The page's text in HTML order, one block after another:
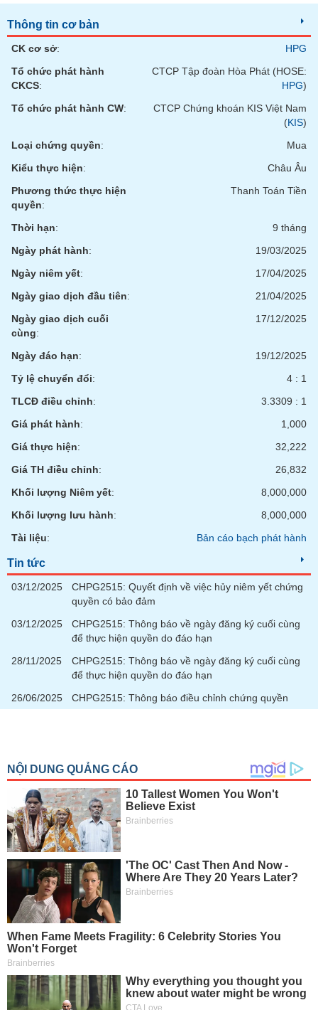
Thông tin cơ bản
CK cơ sở:
HPG
Tổ chức phát hành
CKCS:
CTCP Tập đoàn Hòa Phát (HOSE:
HPG)
Tổ chức phát hành CW:
CTCP Chứng khoán KIS Việt Nam
(KIS)
Loại chứng quyền:
Mua
Kiểu thực hiện:
Châu Âu
Phương thức thực hiện
quyền:
Thanh Toán Tiền
Thời hạn:
9 tháng
Ngày phát hành:
19/03/2025
Ngày niêm yết:
17/04/2025
Ngày giao dịch đầu tiên:
21/04/2025
Ngày giao dịch cuối
cùng:
17/12/2025
Ngày đáo hạn:
19/12/2025
Tỷ lệ chuyển đổi:
4 : 1
TLCĐ điều chỉnh:
3.3309 : 1
Giá phát hành:
1,000
Giá thực hiện:
32,222
Giá TH điều chỉnh:
26,832
Khối lượng Niêm yết:
8,000,000
Khối lượng lưu hành:
8,000,000
Tài liệu: Bản cáo bạch phát hành
Tin tức
03/12/2025
CHPG2515: Quyết định về việc hủy niêm yết chứng
quyền có bảo đảm
03/12/2025
CHPG2515: Thông báo về ngày đăng ký cuối cùng
để thực hiện quyền do đáo hạn
28/11/2025
CHPG2515: Thông báo về ngày đăng ký cuối cùng
để thực hiện quyền do đáo hạn
26/06/2025
CHPG2515: Thông báo điều chỉnh chứng quyền